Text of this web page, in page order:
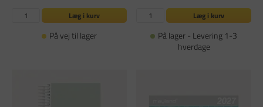
Læg i kurv
På vej til lager
Læg i kurv
På lager - Levering 1-3
hverdage